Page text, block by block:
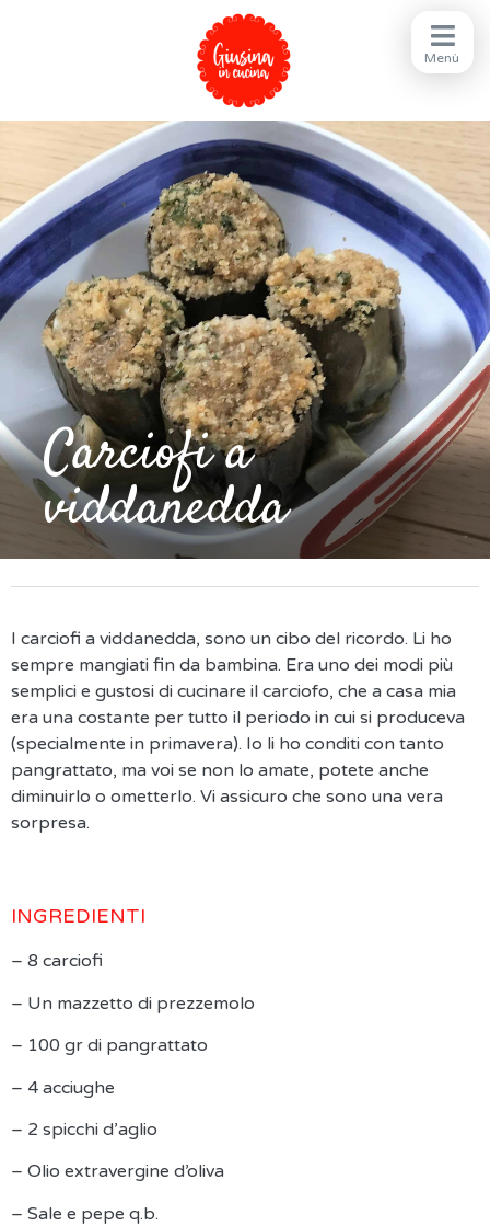
Carciofi a
viddanedda
I carciofi a viddanedda, sono un cibo del ricordo. Li ho
sempre mangiati fin da bambina. Era uno dei modi più
semplici e gustosi di cucinare il carciofo, che a casa mia
era una costante per tutto il periodo in cui si produceva
(specialmente in primavera). Io li ho conditi con tanto
pangrattato, ma voi se non lo amate, potete anche
diminuirlo o ometterlo. Vi assicuro che sono una vera
sorpresa.
INGREDIENTI
– 8 carciofi
– Un mazzetto di prezzemolo
– 100 gr di pangrattato
– 4 acciughe
– 2 spicchi d’aglio
– Olio extravergine d’oliva
– Sale e pepe q.b.